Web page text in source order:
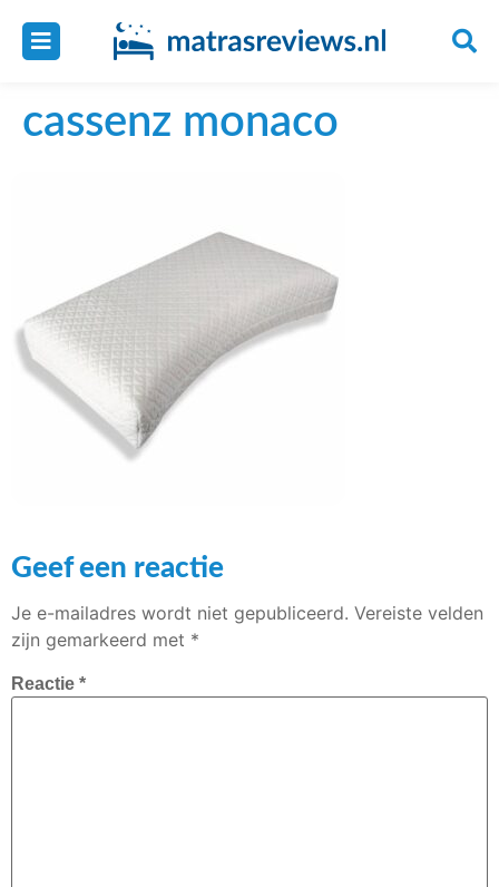
cassenz monaco
Geef een reactie
Je e-mailadres wordt niet gepubliceerd. Vereiste velden
zijn gemarkeerd met *
Reactie *